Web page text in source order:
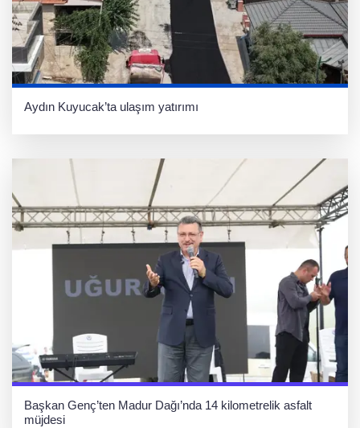
Aydın Kuyucak’ta ulaşım yatırımı
Başkan Genç’ten Madur Dağı’nda 14 kilometrelik asfalt
müjdesi